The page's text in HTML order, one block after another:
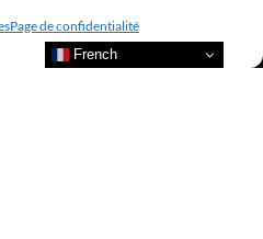
Page de confidentialité
French